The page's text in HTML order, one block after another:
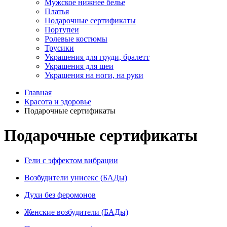
Мужское нижнее белье
Платья
Подарочные сертификаты
Портупеи
Ролевые костюмы
Трусики
Украшения для груди, бралетт
Украшения для шеи
Украшения на ноги, на руки
Главная
Красота и здоровье
Подарочные сертификаты
Подарочные сертификаты
Гели с эффектом вибрации
Возбудители унисекс (БАДы)
Духи без феромонов
Женские возбудители (БАДы)